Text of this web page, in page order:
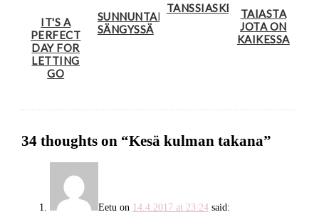
IT'S A
PERFECT
DAY FOR
LETTING
GO
SUNNUNTAITÖITÄ
SÄNGYSSÄ
TANSSIASKELINTAIASTA
JOTA ON
KAIKESSA
34 thoughts on “Kesä kulman takana”
Eetuon 14.4.2017 at 23:24 said: